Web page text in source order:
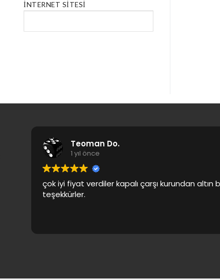
İNTERNET SITESI
Teoman Do.
1 yıl önce
çok iyi fiyat verdiler kapalı çarşı kurundan altın
teşekkürler.